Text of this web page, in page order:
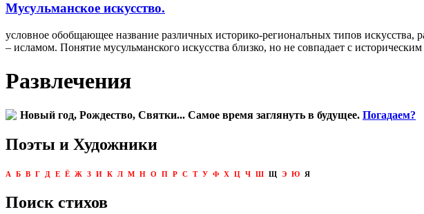
Мусульманское искусство.
условное обобщающее название различных историко-регионалъных типов
– исламом. Понятие мусульманского искусства близко, но не совпадает с
Развлечения
Новый год, Рождество, Святки... Самое время заглянуть в будущее. Погадаем?
Поэты и Художники
А Б В Г Д Е Ё Ж З И К Л М Н О П Р С Т У Ф Х Ц Ч Ш Щ Э Ю Я
Поиск стихов